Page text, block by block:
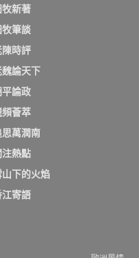
牧新著
牧筆談
陳時評
魏論天下
平論政
頻薈萃
思萬潤南
注熱點
山下的火焰
江寄語